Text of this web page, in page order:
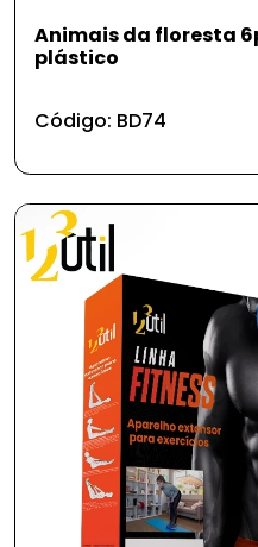
Animais da floresta
plástico
Código: BD74